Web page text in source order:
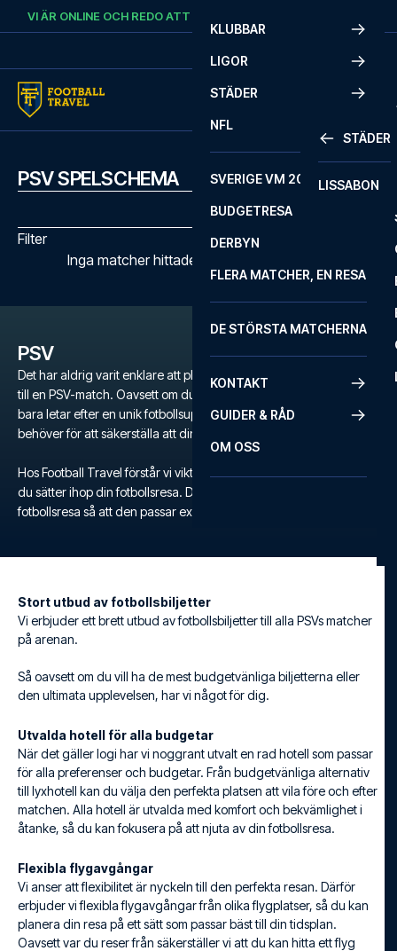
Skip to content
VI ÄR ONLINE OCH REDO ATT HJÄLPA DIG.
KLUBBAR
LIGOR
STÄDER
STÄDER
LISSABON
NFL
SVERIGE VM 2026
BUDGETRESA
DERBYN
FLERA MATCHER, EN RESA
DE STÖRSTA MATCHERNA
KONTAKT
GUIDER & RÅD
OM OSS
PSV SPELSCHEMA
Filter
Inga matcher hittades med de valda filtren
PSV
Det har aldrig varit enklare att planera en oförglömlig fotbollsresa
till en PSV-match. Oavsett om du är en dedikerad fan av PSV eller
bara letar efter en unik fotbollsupplevelse, erbjuder vi allt du
behöver för att säkerställa att din fotbollsresa blir minnesvärd.
Hos Football Travel förstår vi vikten av flexibilitet och komfort när
du sätter ihop din fotbollsresa. Därför kan du skräddarsy din egen
fotbollsresa så att den passar exakt till dina behov och önskemål.
Stort utbud av fotbollsbiljetter
Vi erbjuder ett brett utbud av fotbollsbiljetter till alla PSVs matcher
på arenan.
Så oavsett om du vill ha de mest budgetvänliga biljetterna eller
den ultimata upplevelsen, har vi något för dig.
Utvalda hotell för alla budgetar
När det gäller logi har vi noggrant utvalt en rad hotell som passar
för alla preferenser och budgetar. Från budgetvänliga alternativ
till lyxhotell kan du välja den perfekta platsen att vila före och efter
matchen. Alla hotell är utvalda med komfort och bekvämlighet i
åtanke, så du kan fokusera på att njuta av din fotbollsresa.
Flexibla flygavgångar
Vi anser att flexibilitet är nyckeln till den perfekta resan. Därför
erbjuder vi flexibla flygavgångar från olika flygplatser, så du kan
planera din resa på ett sätt som passar bäst till din tidsplan.
Oavsett var du reser från säkerställer vi att du kan hitta ett flyg